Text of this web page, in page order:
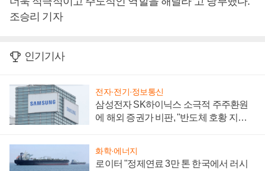
조승리 기자
인기기사
전자·전기·정보통신
삼성전자 SK하이닉스 소극적 주주환원
에 해외 증권가 비판, "반도체 호황 지속
화학·에너지
로이터 "정제연료 3만 톤 한국에서 러시